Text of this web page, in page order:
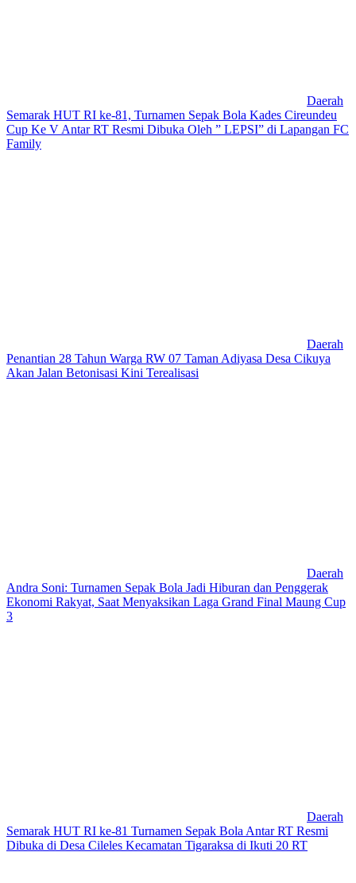
Daerah
Semarak HUT RI ke-81, Turnamen Sepak Bola Kades Cireundeu
Cup Ke V Antar RT Resmi Dibuka Oleh ” LEPSI” di Lapangan FC
Family
Daerah
Penantian 28 Tahun Warga RW 07 Taman Adiyasa Desa Cikuya
Akan Jalan Betonisasi Kini Terealisasi
Daerah
Andra Soni: Turnamen Sepak Bola Jadi Hiburan dan Penggerak
Ekonomi Rakyat, Saat Menyaksikan Laga Grand Final Maung Cup
3
Daerah
Semarak HUT RI ke-81 Turnamen Sepak Bola Antar RT Resmi
Dibuka di Desa Cileles Kecamatan Tigaraksa di Ikuti 20 RT